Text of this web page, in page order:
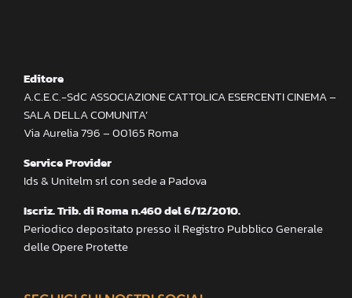
Editore
A.C.E.C.-SdC ASSOCIAZIONE CATTOLICA ESERCENTI CINEMA –
SALA DELLA COMUNITA’
Via Aurelia 796 – 00165 Roma
Service Provider
Ids & Unitelm srl con sede a Padova
Iscriz. Trib. di Roma n.460 del 6/12/2010.
Periodico depositato presso il Registro Pubblico Generale
delle Opere Protette